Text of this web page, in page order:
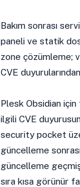
Bakım sonrası
paneli ve statik
zone çözümleme;
CVE
Plesk Obsidian
ilgili CVE
security pocket
güncelleme
güncelleme
sıra kısa görünür